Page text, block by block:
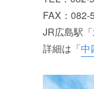
FAX：082-
JR広島駅
詳細は「中